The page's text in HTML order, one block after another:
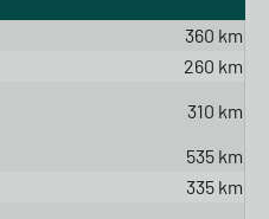
360 km
260 km
310 km
535 km
335 km